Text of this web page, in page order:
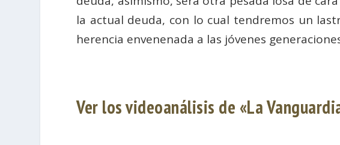
la actual deuda, con lo cual tendremos un
herencia envenenada a las jóvenes
Ver los videoanálisis de «La